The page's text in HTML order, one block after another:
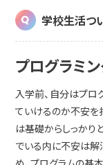
学校生活つ
プログラミ
入学前、自分はプロ
ていけるのか不安を
は基礎からしっかり
でいる内に不安は解